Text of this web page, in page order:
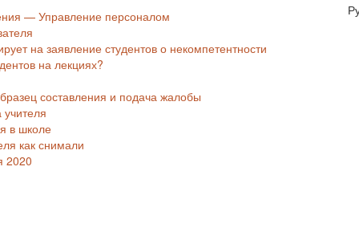
— Управление персоналом
на заявление студентов о некомпетентности
на лекциях?
составления и подача жалобы
в школе
как снимали
2020